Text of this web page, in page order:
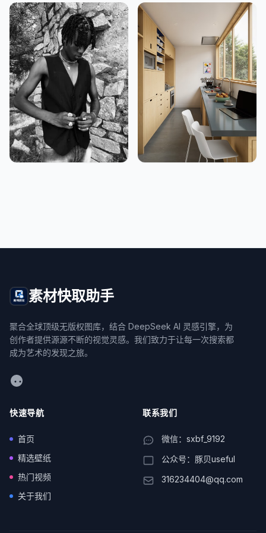
素材快取助手
聚合全球顶级无版权图库，结合 DeepSeek AI 灵感引擎，为
创作者提供源源不断的视觉灵感。我们致力于让每一次搜索都
成为艺术的发现之旅。
WeChat
快速导航
首页
精选壁纸
热门视频
关于我们
联系我们
微信：sxbf_9192
公众号：豚贝useful
316234404@qq.com